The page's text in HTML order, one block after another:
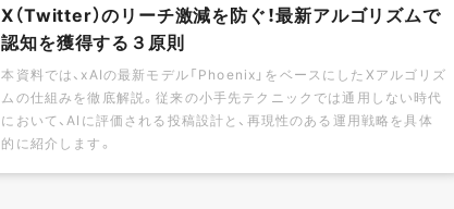
X（Twitter）のリーチ激減を防ぐ！最新アルゴリズムで
認知を獲得する３原則
本資料では、xAIの最新モデル「Phoenix」をベースにしたXアルゴリズ
ムの仕組みを徹底解説。従来の小手先テクニックでは通用しない時代
において、AIに評価される投稿設計と、再現性のある運用戦略を具体
的に紹介します。